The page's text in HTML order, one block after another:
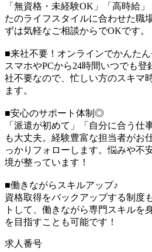
「無資格・未経験OK」「高時給
たのライフスタイルに合わせた職
ずは気軽なご相談からでOKです。
■来社不要！オンラインでかんた
スマホやPCから24時間いつでも
社不要なので、忙しい方のスキマ
ます。
■安心のサポート体制◎
「派遣が初めて」「自分に合う仕
も大丈夫。経験豊富な担当者がお
っかりフォローします。悩みや不
境が整っています！
■働きながらスキルアップ♪
資格取得をバックアップする制度
トして、働きながら専門スキルを
を目指すことも可能です！
求人番号